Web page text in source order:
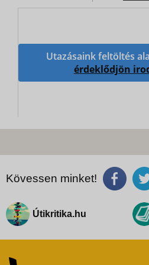
Utazásaink feltöltés
érdeklődjön
Kövessen minket!
Útikritika.hu